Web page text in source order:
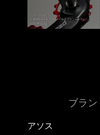
ブラン
アソス